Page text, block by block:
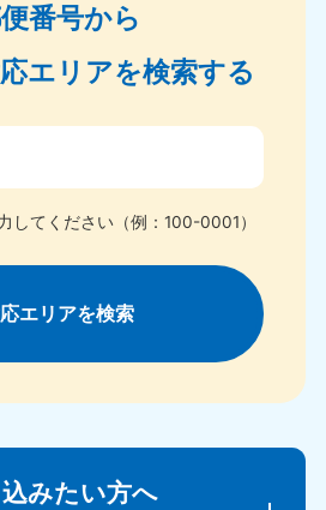
番号から
エリアを検索する
してください（例：100-0001）
エリアを検索
みたい方へ